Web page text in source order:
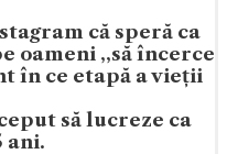
că speră ca
oameni ,,să încerce
în ce etapă a vieții
să lucreze ca
ani.